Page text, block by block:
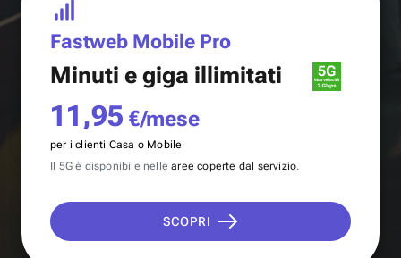
Fastweb Mobile Pro
Minuti e giga illimitati
11,95 €/mese
per i clienti Casa o Mobile
Il 5G è disponibile nellearee coperte dal servizio.
SCOPRI